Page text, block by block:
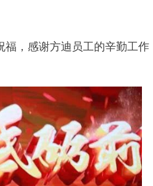
，感谢方迪员工的辛勤工作